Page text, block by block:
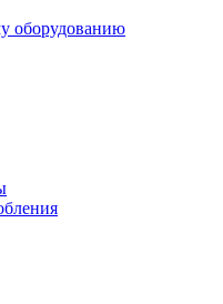
оборудованию